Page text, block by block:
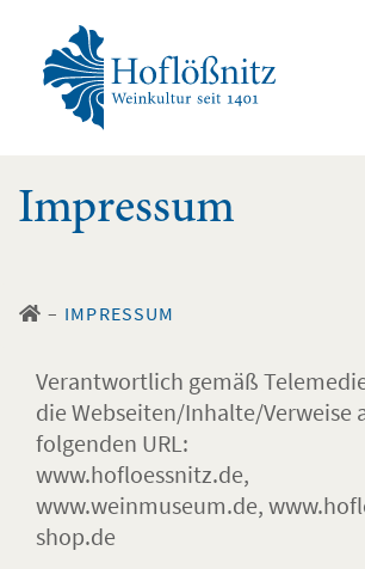
Impressum
– IMPRESSUM
Verantwortlich gemäß
die Webseiten/Inhalte/Verweise
folgenden URL:
www.hofloessnitz.de,
www.weinmuseum.de,
shop.de